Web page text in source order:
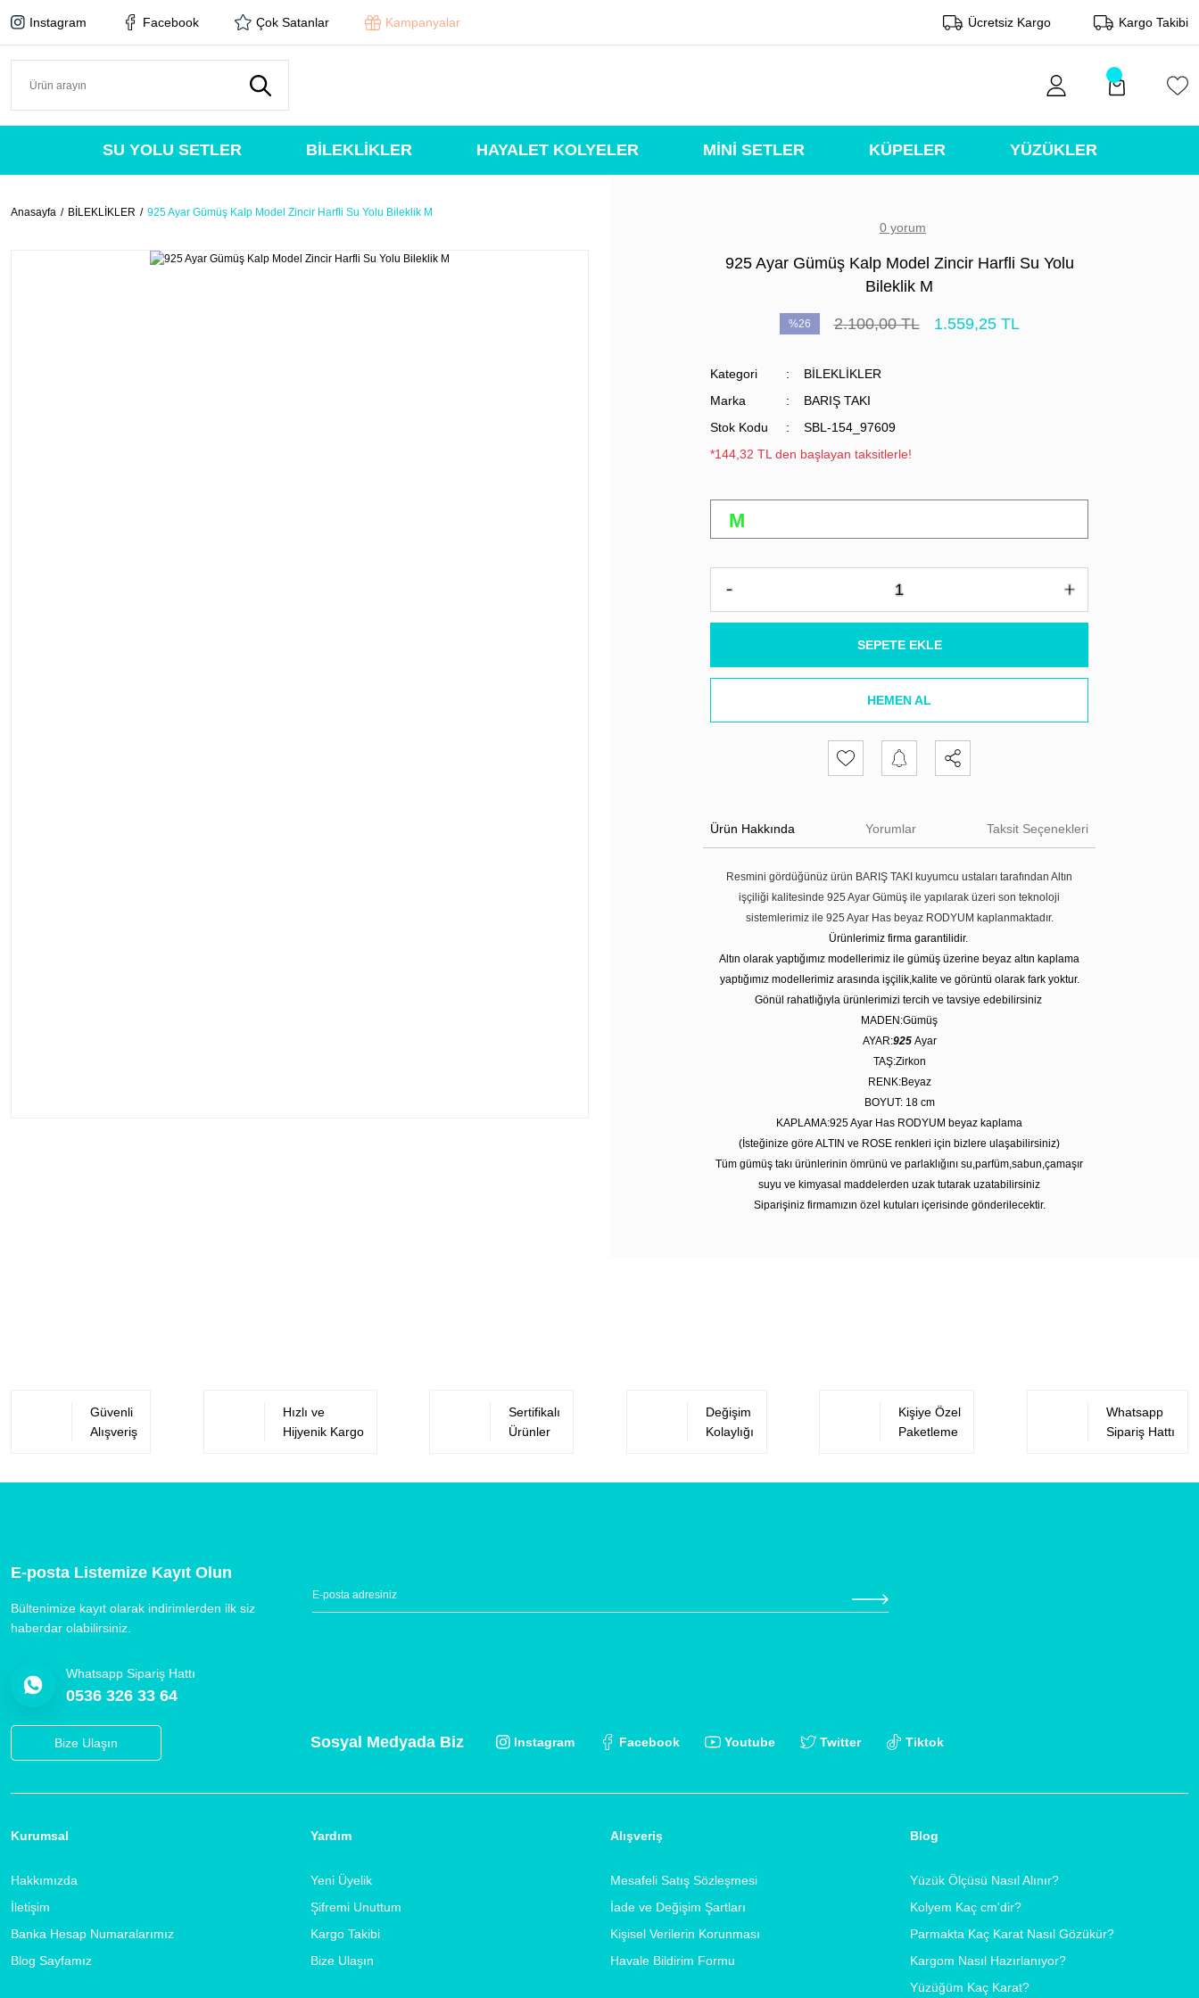
Instagram Facebook Çok Satanlar Kampanyalar Ücretsiz Kargo Kargo Takibi
SU YOLU SETLER BİLEKLİKLER HAYALET KOLYELER MİNİ SETLER KÜPELER YÜZÜKLER
Anasayfa BİLEKLİKLER 925 Ayar Gümüş Kalp Model Zincir Harfli Su Yolu Bileklik M
0 yorum
925 Ayar Gümüş Kalp Model Zincir Harfli Su Yolu
Bileklik M
%26 2.100,00 TL 1.559,25 TL
Kategori
BİLEKLİKLER
Marka
BARIŞ TAKI
Stok Kodu
SBL-154_97609
*144,32 TL den başlayan taksitlerle!
SEPETE EKLE
HEMEN AL
Ürün Hakkında Yorumlar Taksit Seçenekleri
Resmini gördüğünüz ürün BARIŞ TAKI kuyumcu ustaları tarafından Altın
işçiliği kalitesinde 925 Ayar Gümüş ile yapılarak üzeri son teknoloji
sistemlerimiz ile 925 Ayar Has beyaz RODYUM kaplanmaktadır.
Ürünlerimiz firma garantilidir.
Altın olarak yaptığımız modellerimiz ile gümüş üzerine beyaz altın kaplama
yaptığımız modellerimiz arasında işçilik,kalite ve görüntü olarak fark yoktur.
Gönül rahatlığıyla ürünlerimizi tercih ve tavsiye edebilirsiniz
MADEN:Gümüş
AYAR:925 Ayar
TAŞ:Zirkon
RENK:Beyaz
BOYUT: 18 cm
KAPLAMA:925 Ayar Has RODYUM beyaz kaplama
(İsteğinize göre ALTIN ve ROSE renkleri için bizlere ulaşabilirsiniz)
Tüm gümüş takı ürünlerinin ömrünü ve parlaklığını su,parfüm,sabun,çamaşır
suyu ve kimyasal maddelerden uzak tutarak uzatabilirsiniz
Siparişiniz firmamızın özel kutuları içerisinde gönderilecektir.
Güvenli
Alışveriş
Hızlı ve
Hijyenik Kargo
Sertifikalı
Ürünler
Değişim
Kolaylığı
Kişiye Özel
Paketleme
Whatsapp
Sipariş Hattı
E-posta Listemize Kayıt Olun
Bültenimize kayıt olarak indirimlerden ilk siz
haberdar olabilirsiniz.
Whatsapp Sipariş Hattı
0536 326 33 64
Bize Ulaşın Sosyal Medyada Biz Instagram Facebook Youtube Twitter Tiktok
Kurumsal
Hakkımızda
İletişim
Banka Hesap Numaralarımız
Blog Sayfamız
Yardım
Yeni Üyelik
Şifremi Unuttum
Kargo Takibi
Bize Ulaşın
Alışveriş
Mesafeli Satış Sözleşmesi
İade ve Değişim Şartları
Kişisel Verilerin Korunması
Havale Bildirim Formu
Blog
Yüzük Ölçüsü Nasıl Alınır?
Kolyem Kaç cm'dir?
Parmakta Kaç Karat Nasıl Gözükür?
Kargom Nasıl Hazırlanıyor?
Yüzüğüm Kaç Karat?